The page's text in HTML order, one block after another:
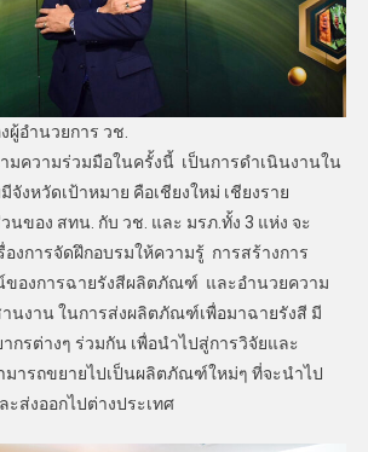
ผู้อำนวยการ วช.
วามร่วมมือในครั้งนี้ เป็นการดำเนินงานใน
จังหวัดเป้าหมาย คือเชียงใหม่ เชียงราย
นของ สทน. กับ วช. และ มรภ.ทั้ง 3 แห่ง จะ
งการจัดฝึกอบรมให้ความรู้ การสร้างการ
ของการฉายรังสีผลิตภัณฑ์ และอำนวยความ
นงาน ในการส่งผลิตภัณฑ์เพื่อมาฉายรังสี มี
กรต่างๆ ร่วมกัน เพื่อนำไปสู่การวิจัยและ
ารถขยายไปเป็นผลิตภัณฑ์ใหม่ๆ ที่จะนำไป
ส่งออกไปต่างประเทศ